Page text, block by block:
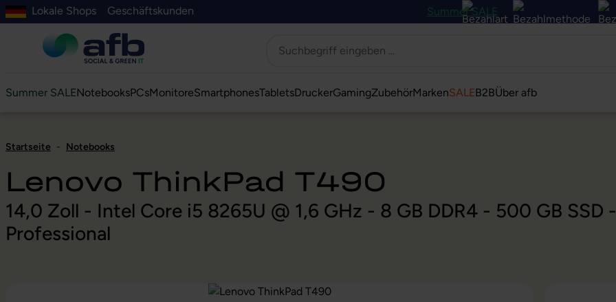
springen
Suche springen
Zur Hauptnavigation springen
Zur Navigation der B2B-Plattform springen
Lokale Shops Geschäftskunden Summer SALE
Summer SALENotebooksPCsMonitoreSmartphonesTabletsDruckerGamingZubehörMarkenSALEB2BÜber afb
Startseite - Notebooks
Lenovo ThinkPad T490
14,0 Zoll - Intel Core i5 8265U @ 1,6 GHz - 8 GB DDR4 - 500 GB SSD
Professional